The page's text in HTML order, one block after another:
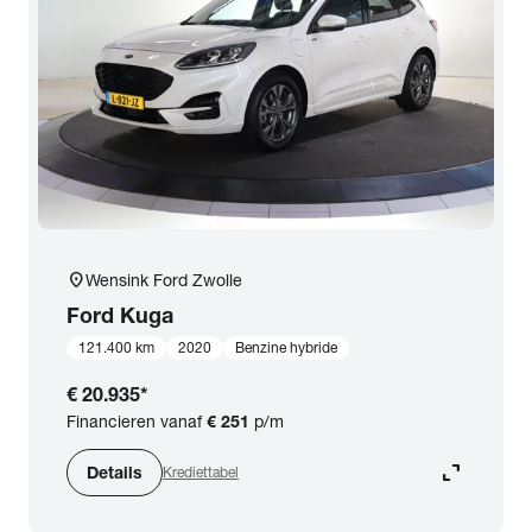
BTW (aftrekbaar) / Marge (BTW niet aftrekbaar)expand_more
Merk & Model
Ford close
Prijs
Bouwjaar
Staat van de auto
Brandstof
location_onWensink Ford Zwolle
Ford Kuga
121.400 km 2020 Benzine hybride
€ 20.935*
Financieren vanaf€ 251 p/m
Details Krediettabel expand_content